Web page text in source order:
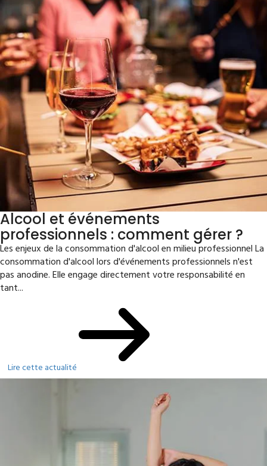
Alcool et événements
professionnels : comment gérer ?
Les enjeux de la consommation d'alcool en milieu professionnel La
consommation d'alcool lors d'événements professionnels n'est
pas anodine. Elle engage directement votre responsabilité en
tant...
Lire cette actualité